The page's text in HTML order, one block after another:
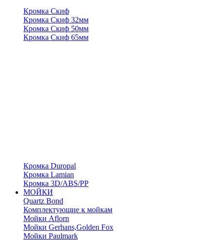
Кромка Скиф
Кромка Скиф 32мм
Кромка Скиф 50мм
Кромка Скиф 65мм
Кромка Duropal
Кромка Lamian
Кромка 3D/ABS/PP
МОЙКИ
Quartz Bond
Комплектующие к мойкам
Мойки Aflorn
Мойки Gerhans,Golden Fox
Мойки Paulmark